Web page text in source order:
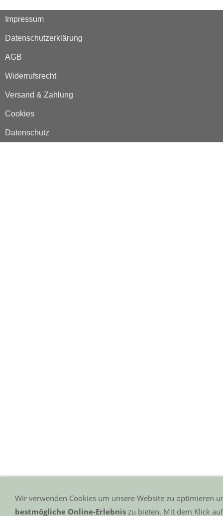
Impressum
Datenschutzerklärung
AGB
Widerrufsrecht
Versand & Zahlung
Cookies
Datenschutz
Wir verwenden Cookies um unsere Website zu optimieren
bestmögliche Online-Erlebnis zu bieten. Mit dem Klick